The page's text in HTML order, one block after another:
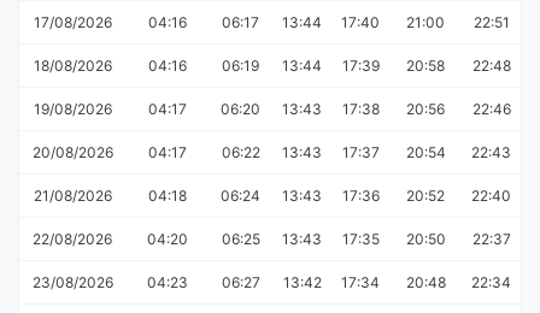
17/08/2026 04:16 06:17 13:44 17:40 21:00 22:51
18/08/2026 04:16 06:19 13:44 17:39 20:58 22:48
19/08/2026 04:17 06:20 13:43 17:38 20:56 22:46
20/08/2026 04:17 06:22 13:43 17:37 20:54 22:43
21/08/2026 04:18 06:24 13:43 17:36 20:52 22:40
22/08/2026 04:20 06:25 13:43 17:35 20:50 22:37
23/08/2026 04:23 06:27 13:42 17:34 20:48 22:34